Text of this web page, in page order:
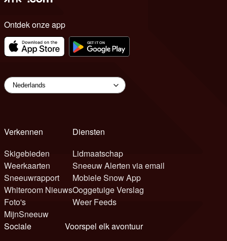
Ontdek onze app
Verkennen
Skigebieden
Weerkaarten
Sneeuwrapport
Whiteroom Nieuws
Foto's
MijnSneeuw
Diensten
Lidmaatschap
Sneeuw Alerten via email
Mobiele Snow App
Ooggetuige Verslag
Weer Feeds
Sociale
Voorspel elk avontuur